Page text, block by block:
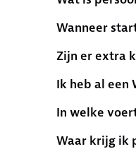
Wanneer
Zijn er extra
Ik heb al een
In welke
Waar krijg ik